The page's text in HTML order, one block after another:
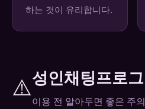
하는 것이 유리합니다.
⚠️성인채팅프로
이용 전 알아두면 좋은 주